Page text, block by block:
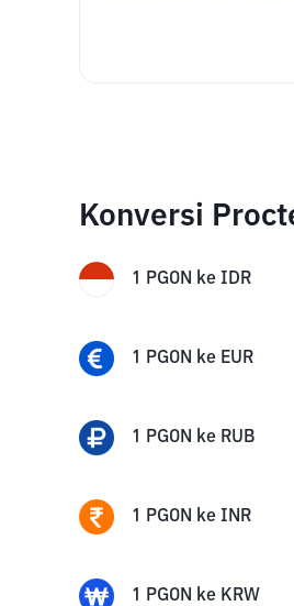
Konversi
1 PGON ke IDR
1 PGON ke EUR
1 PGON ke RUB
1 PGON ke INR
1 PGON ke KRW